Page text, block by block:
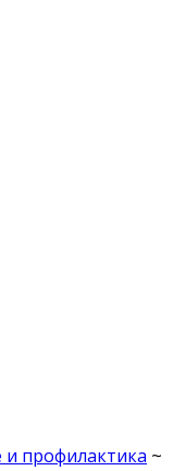
и профилактика ~